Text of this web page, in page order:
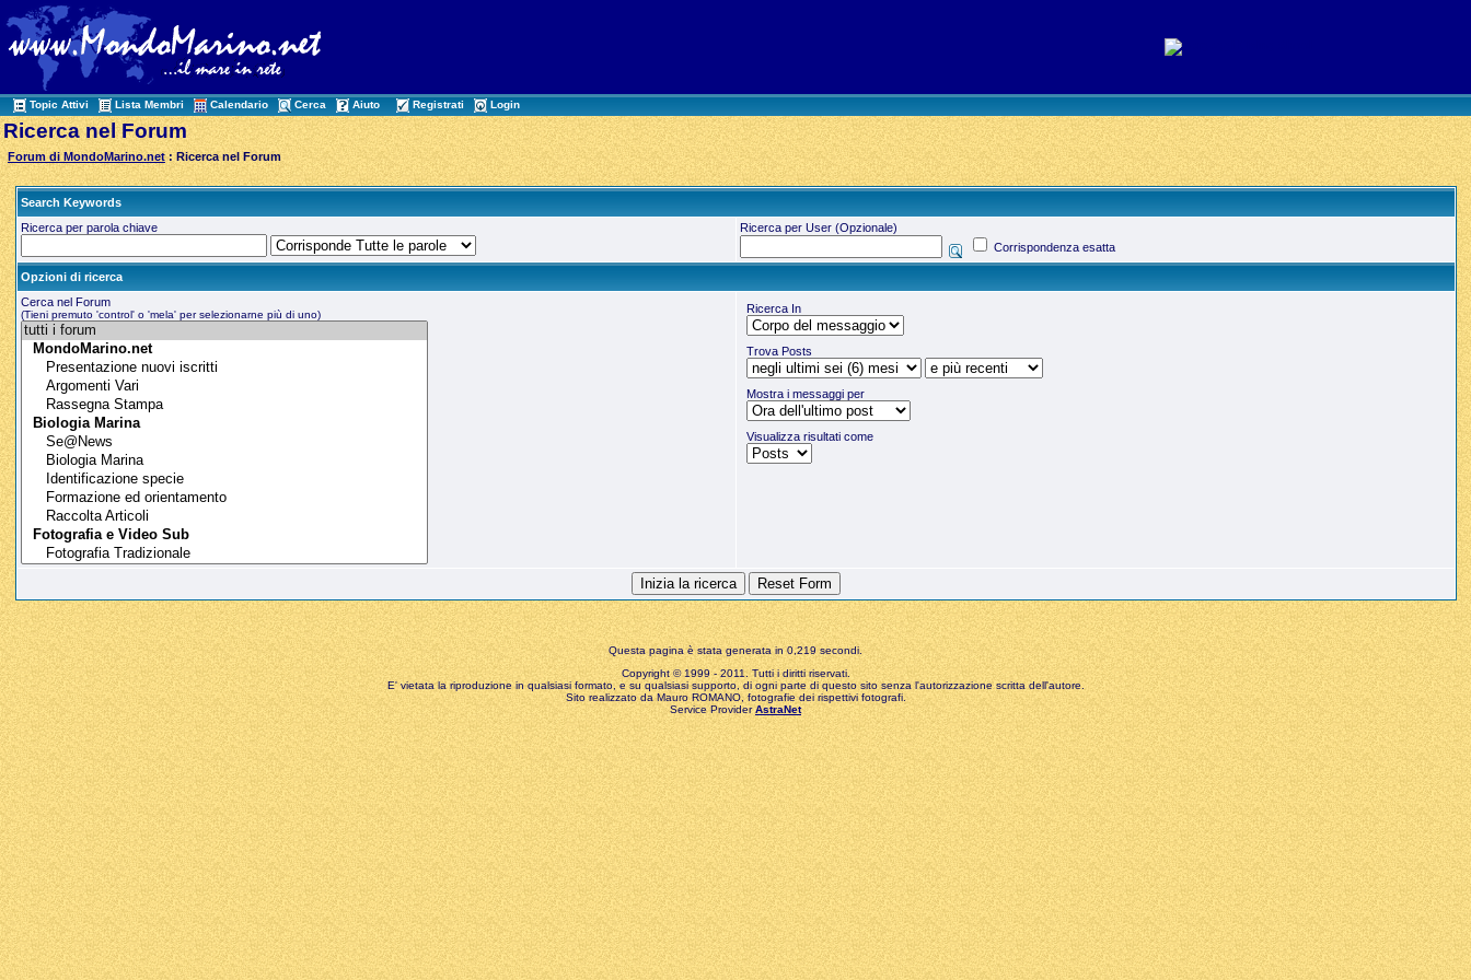
Topic Attivi Lista Membri Calendario Cerca Aiuto Registrati Login
Ricerca nel Forum
Forum di MondoMarino.net : Ricerca nel Forum
Search Keywords
Ricerca per parola chiave
Ricerca per User (Opzionale)
Corrispondenza esatta
Opzioni di ricerca
Cerca nel Forum
(Tieni premuto 'control' o 'mela' per selezionarne più di uno) Ricerca In
Trova Posts
Mostra i messaggi per
Visualizza risultati come
Questa pagina è stata generata in 0,219 secondi.
Copyright © 1999 - 2011. Tutti i diritti riservati.
E' vietata la riproduzione in qualsiasi formato, e su qualsiasi supporto, di ogni parte di questo sito senza l'autorizzazione scritta dell'autore.
Sito realizzato da Mauro ROMANO, fotografie dei rispettivi fotografi.
Service ProviderAstraNet